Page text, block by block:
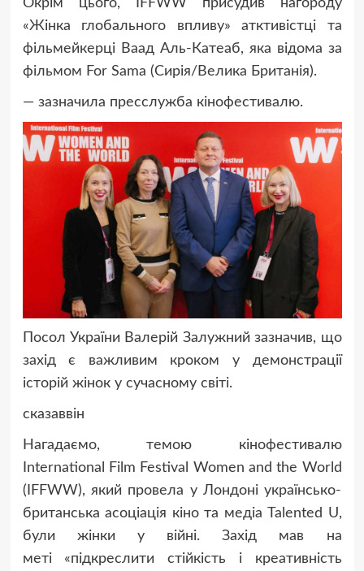
Окрім цього, IFFWW присудив нагороду
«Жінка глобального впливу» атктивістці та
фільмейкерці Ваад Аль-Катеаб, яка відома за
фільмом For Sama (Сирія/Велика Британія).
— зазначила пресслужба кінофестивалю.
Посол України Валерій Залужний зазначив, що
захід є важливим кроком у демонстрації
історій жінок у сучасному світі.
сказаввін
Нагадаємо, темою кінофестивалю
International Film Festival Women and the World
(IFFWW), який провела у Лондоні українсько-
британська асоціація кіно та медіа Talented U,
були жінки у війні. Захід мав на
меті «підкреслити стійкість і креативність